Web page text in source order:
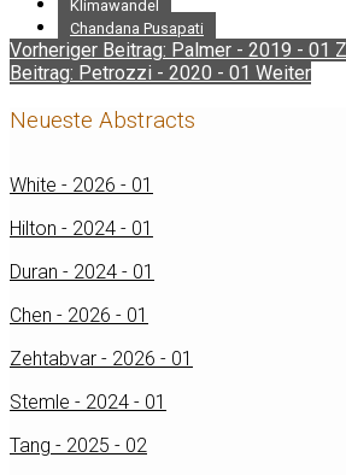
Klimawandel
Chandana Pusapati
Vorheriger Beitrag: Palmer - 2019 - 01
Beitrag: Petrozzi - 2020 - 01 Weiter
Neueste Abstracts
White - 2026 - 01
Hilton - 2024 - 01
Duran - 2024 - 01
Chen - 2026 - 01
Zehtabvar - 2026 - 01
Stemle - 2024 - 01
Tang - 2025 - 02